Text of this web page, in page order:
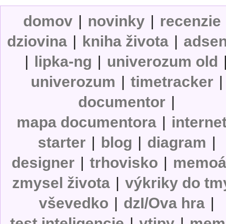
domov | novinky | recenzie
dziovina | kniha života |
| lipka-ng | univerozum old
univerozum | timetracker |
documentor |
mapa documentora |
starter | blog | diagram |
designer | trhovisko |
zmysel života | výkriky do
vševedko | dzI/Ova hra |